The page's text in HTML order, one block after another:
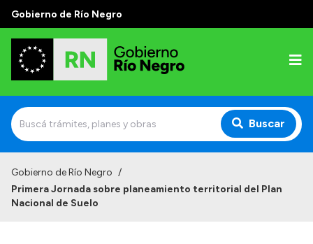
Gobierno de Río Negro
Buscar
Autoridades
Gobierno de Río Negro /
Primera Jornada sobre planeamiento territorial del Plan
Nacional de Suelo